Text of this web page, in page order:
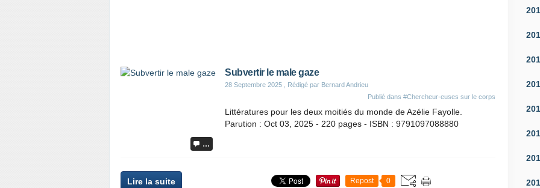
…
Subvertir le male gaze
28 Septembre 2025 , Rédigé par Bernard Andrieu
Publié dans #Chercheur-euses sur le corps
Littératures pour les deux moitiés du monde de Azélie Fayolle.
Parution : Oct 03, 2025 - 220 pages - ISBN : 9791097088880
Lire la suite Repost 0